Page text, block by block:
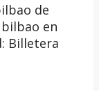
de
en
Billetera